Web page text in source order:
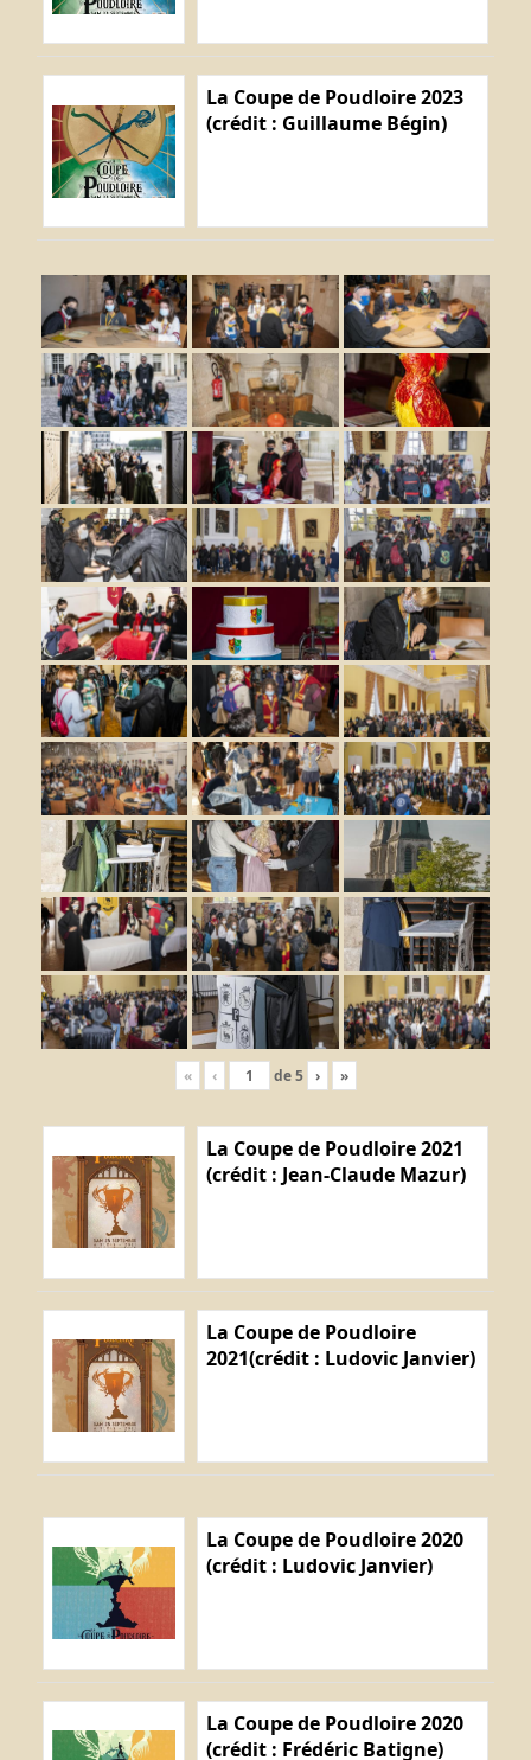
La Coupe de Poudloire 2023
(crédit : Guillaume Bégin)
« ‹ de5 › »
La Coupe de Poudloire 2021
(crédit : Jean-Claude Mazur)
La Coupe de Poudloire
2021(crédit : Ludovic Janvier)
La Coupe de Poudloire 2020
(crédit : Ludovic Janvier)
La Coupe de Poudloire 2020
(crédit : Frédéric Batigne)